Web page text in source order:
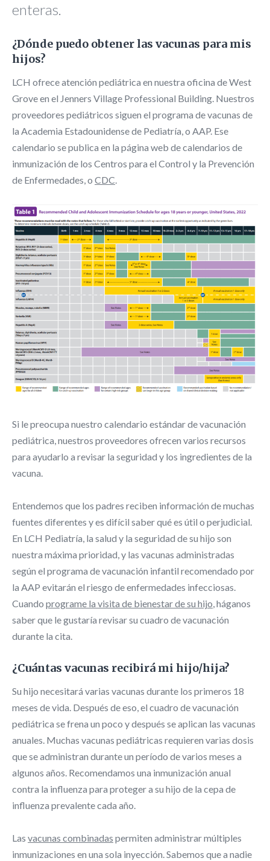
enteras.
¿Dónde puedo obtener las vacunas para mis
hijos?
LCH ofrece atención pediátrica en nuestra oficina de West
Grove en el Jenners Village Professional Building. Nuestros
proveedores pediátricos siguen el programa de vacunas de
la Academia Estadounidense de Pediatría, o AAP. Ese
calendario se publica en la página web de calendarios de
inmunización de los Centros para el Control y la Prevención
de Enfermedades, o CDC.
Si le preocupa nuestro calendario estándar de vacunación
pediátrica, nuestros proveedores ofrecen varios recursos
para ayudarlo a revisar la seguridad y los ingredientes de la
vacuna.
Entendemos que los padres reciben información de muchas
fuentes diferentes y es difícil saber qué es útil o perjudicial.
En LCH Pediatría, la salud y la seguridad de su hijo son
nuestra máxima prioridad, y las vacunas administradas
según el programa de vacunación infantil recomendado por
la AAP evitarán el riesgo de enfermedades infecciosas.
Cuando programe la visita de bienestar de su hijo , háganos
saber que le gustaría revisar su cuadro de vacunación
durante la cita.
¿Cuántas vacunas recibirá mi hijo/hija?
Su hijo necesitará varias vacunas durante los primeros 18
meses de vida. Después de eso, el cuadro de vacunación
pediátrica se frena un poco y después se aplican las vacunas
anuales. Muchas vacunas pediátricas requieren varias dosis
que se administran durante un período de varios meses a
algunos años. Recomendamos una inmunización anual
contra la influenza para proteger a su hijo de la cepa de
influenza prevalente cada año.
Las vacunas combinadas permiten administrar múltiples
inmunizaciones en una sola inyección. Sabemos que a nadie